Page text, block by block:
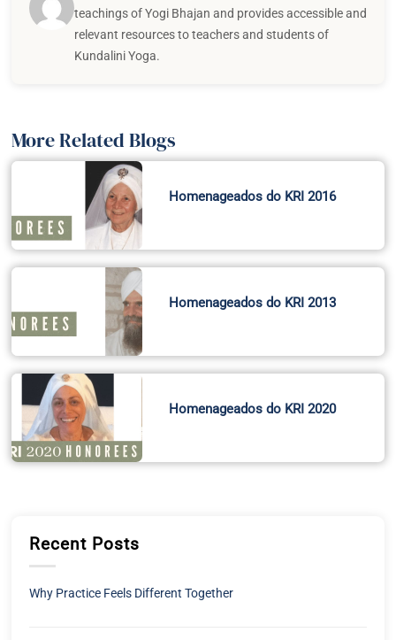
teachings of Yogi Bhajan and provides accessible and
relevant resources to teachers and students of
Kundalini Yoga.
More Related Blogs
Homenageados do KRI 2016
Homenageados do KRI 2013
Homenageados do KRI 2020
Recent Posts
Why Practice Feels Different Together